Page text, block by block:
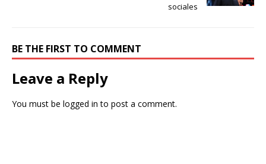
sociales
BE THE FIRST TO COMMENT
Leave a Reply
You must be logged in to post a comment.